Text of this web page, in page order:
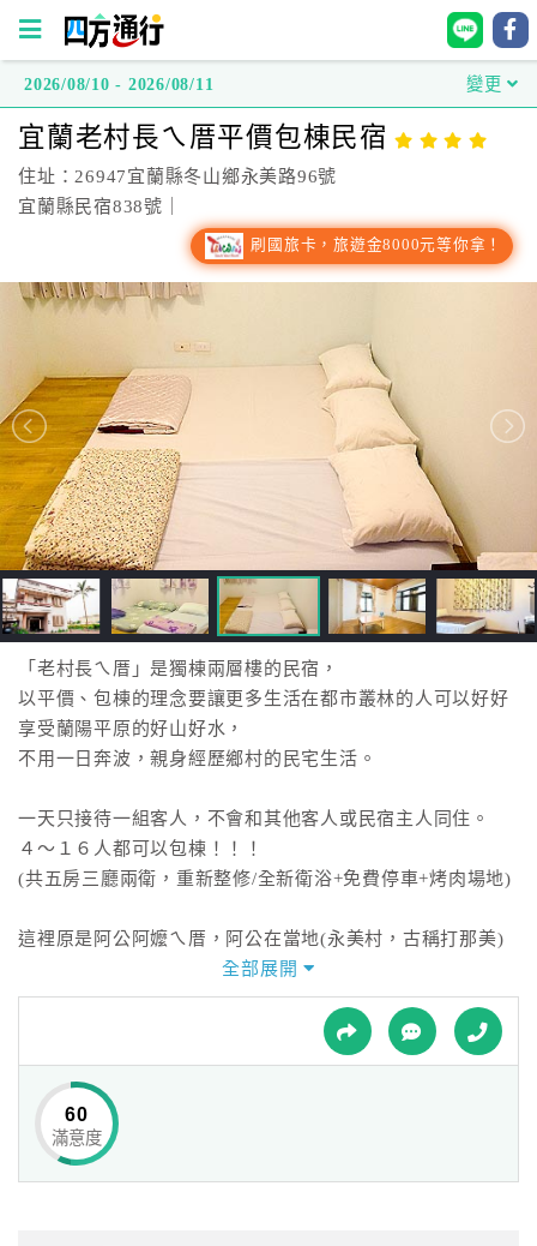
方
通
行
灣
訂
房
直
接
跟
飯
店
訂
房
HOT
色
民
宿
球
網
2026/08/10 - 2026/08/11 變更
宜蘭老村長ㄟ厝平價包棟民宿
住址：26947宜蘭縣冬山鄉永美路96號
宜蘭縣民宿838號｜
刷國旅卡，旅遊金8000元等你拿！
「老村長ㄟ厝」是獨棟兩層樓的民宿，
以平價、包棟的理念要讓更多生活在都市叢林的人可以好好
享受蘭陽平原的好山好水，
不用一日奔波，親身經歷鄉村的民宅生活。
一天只接待一組客人，不會和其他客人或民宿主人同住。
４～１６人都可以包棟！！！
(共五房三廳兩衛，重新整修/全新衛浴+免費停車+烤肉場地)
這裡原是阿公阿嬤ㄟ厝，阿公在當地(永美村，古稱打那美)
缷任後就被稱呼為老村長了。
人去樓空，這間房子閒置已經2年多了，試過很多方法，
都遇不到它未來的主人，難道賤價出售？
夜深人靜時，我不禁獨自深思，它該何去何從？
也許是老天爺的意思，老大小豆苗等了七年才當姊姊，老二
全部展開
60
滿意度